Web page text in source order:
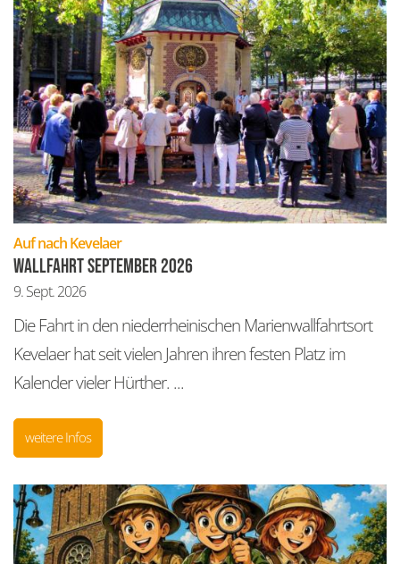
Auf nach Kevelaer:
Wallfahrt September 2026
9. Sept. 2026
Die Fahrt in den niederrheinischen Marienwallfahrtsort
Kevelaer hat seit vielen Jahren ihren festen Platz im
Kalender vieler Hürther. ...
weitere Infos